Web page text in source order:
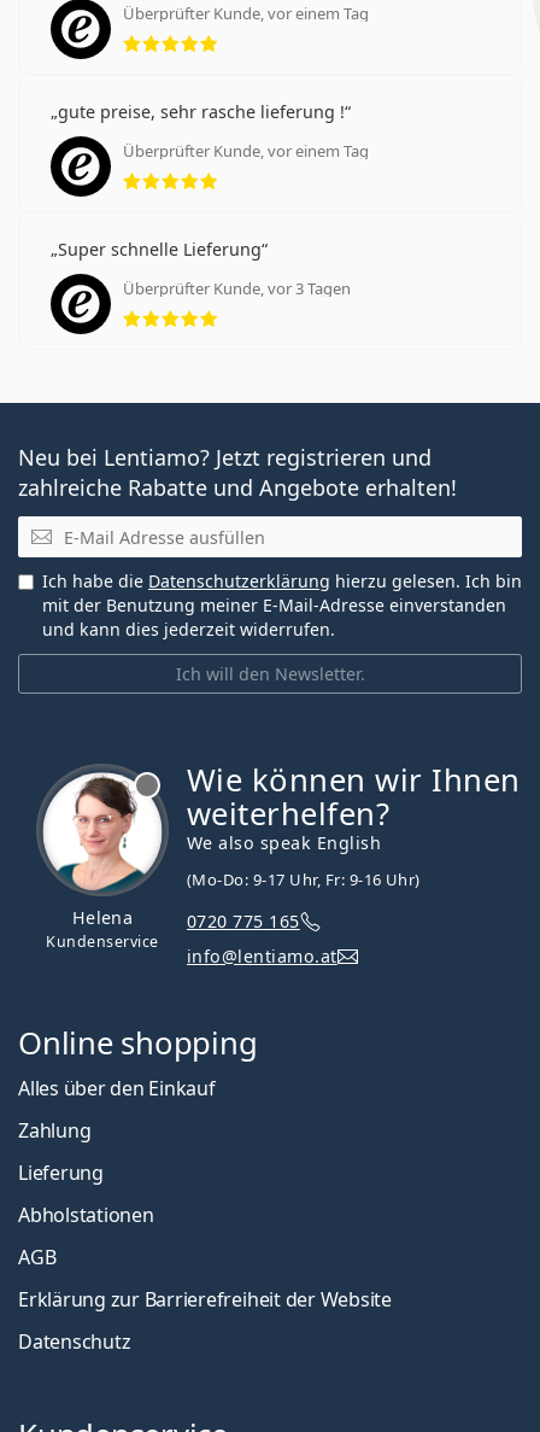
Überprüfter Kunde, vor einem Tag
Bewertung 5 aus 5
gute preise, sehr rasche lieferung !
Überprüfter Kunde, vor einem Tag
Bewertung 5 aus 5
Super schnelle Lieferung
Überprüfter Kunde, vor 3 Tagen
Bewertung 5 aus 5
Neu bei Lentiamo? Jetzt registrieren und
zahlreiche Rabatte und Angebote erhalten!
E-Mail
Ich will den Newsletter.
Ich habe die Datenschutzerklärung hierzu gelesen. Ich bin
mit der Benutzung meiner E-Mail-Adresse einverstanden
und kann dies jederzeit widerrufen.
Helena
Kundenservice
Wie können wir Ihnen
weiterhelfen?
We also speak English
(Mo-Do: 9-17 Uhr, Fr: 9-16 Uhr)
0720 775 165
info@lentiamo.at
Online shopping
Alles über den Einkauf
Zahlung
Lieferung
Abholstationen
AGB
Erklärung zur Barrierefreiheit der Website
Datenschutz